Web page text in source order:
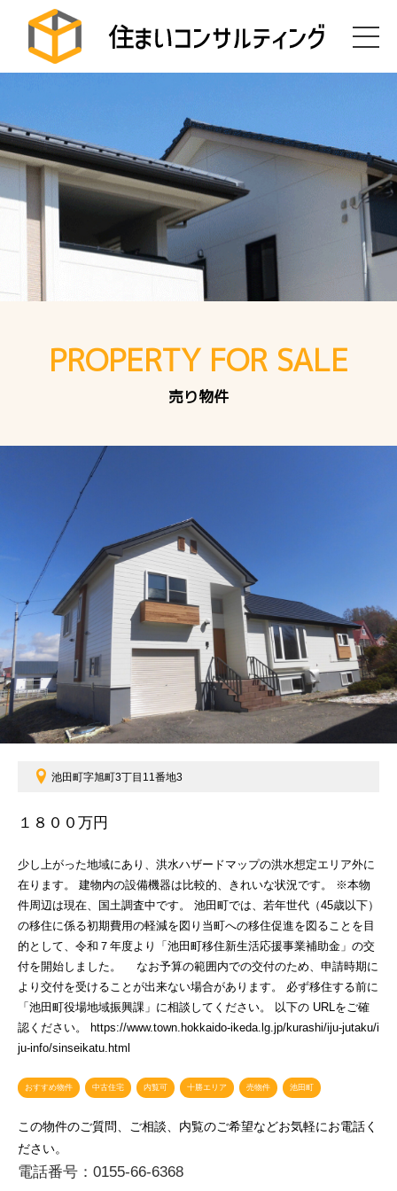
PROPERTY FOR SALE
売り物件
池田町字旭町3丁目11番地3
１８００万円
少し上がった地域にあり、洪水ハザードマップの洪水想定エリア外に
在ります。 建物内の設備機器は比較的、きれいな状況です。 ※本物
件周辺は現在、国土調査中です。 池田町では、若年世代（45歳以下）
の移住に係る初期費用の軽減を図り当町への移住促進を図ることを目
的として、令和７年度より「池田町移住新生活応援事業補助金」の交
付を開始しました。 なお予算の範囲内での交付のため、申請時期に
より交付を受けることが出来ない場合があります。 必ず移住する前に
「池田町役場地域振興課」に相談してください。 以下の URLをご確
認ください。 https://www.town.hokkaido-ikeda.lg.jp/kurashi/iju-jutaku/i
ju-info/sinseikatu.html
おすすめ物件 中古住宅 内覧可 十勝エリア 売物件 池田町
この物件のご質問、ご相談、内覧のご希望などお気軽にお電話く
ださい。
電話番号：0155-66-6368